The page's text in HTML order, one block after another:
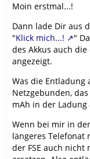
Moin erstmal...!
Dann lade Dir aus
"Klick mich...!
"
des Akkus auch
angezeigt.
Was die Entladung
Netzgebunden,
mAh in der Ladung
Wenn bei mir in
längeres Telefonat
der FSE auch